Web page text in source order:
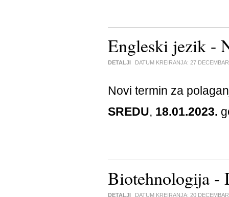
Engleski jezik -
DETALJI DATUM KREIRANJA: 27
Novi termin za
SREDU, 18.01.2023.
Biotehnologija
DETALJI DATUM KREIRANJA: 20